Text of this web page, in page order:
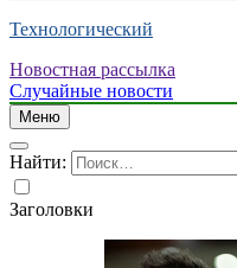
Технологический
Новостная рассылка
Случайные новости
Меню
Найти:
Заголовки